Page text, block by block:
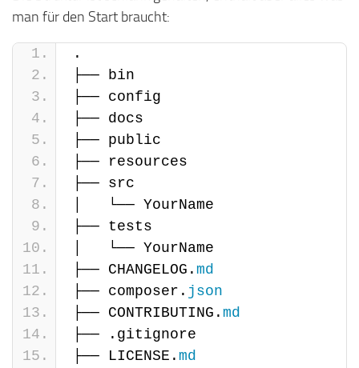
man für den Start braucht:
.
├── bin
├── config
├── docs
├── public
├── resources
├── src
│   └── YourName
├── tests
│   └── YourName
├── CHANGELOG. md
├── composer. json
├── CONTRIBUTING. md
├── .gitignore
├── LICENSE. md